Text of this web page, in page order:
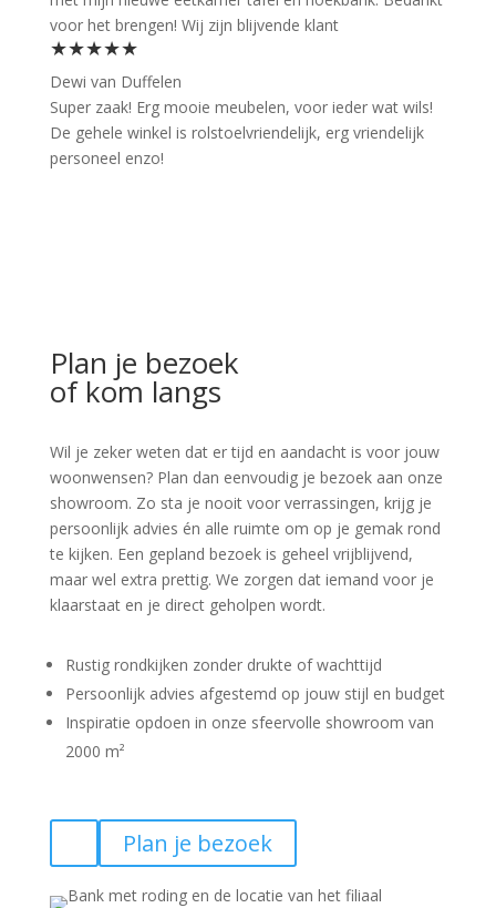
voor het brengen! Wij zijn blijvende klant
★★★★★
Dewi van Duffelen
Super zaak! Erg mooie meubelen, voor ieder wat wils!
De gehele winkel is rolstoelvriendelijk, erg vriendelijk
personeel enzo!
Plan je bezoek
of kom langs
Wil je zeker weten dat er tijd en aandacht is voor jouw
woonwensen? Plan dan eenvoudig je bezoek aan onze
showroom. Zo sta je nooit voor verrassingen, krijg je
persoonlijk advies én alle ruimte om op je gemak rond
te kijken. Een gepland bezoek is geheel vrijblijvend,
maar wel extra prettig. We zorgen dat iemand voor je
klaarstaat en je direct geholpen wordt.
Rustig rondkijken zonder drukte of wachttijd
Persoonlijk advies afgestemd op jouw stijl en budget
Inspiratie opdoen in onze sfeervolle showroom van
2000 m²
Plan je bezoek